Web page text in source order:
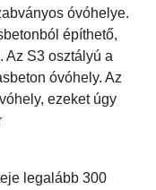
óvóhelye.
építhető,
Az S3 osztályú a
óvóhely. Az
ezeket úgy
legalább 300